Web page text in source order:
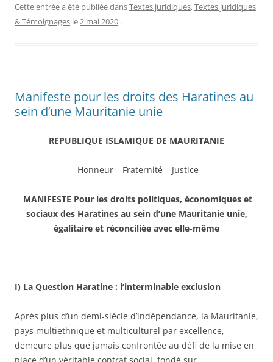
Cette entrée a été publiée dansTextes juridiques,Textes juridiques
& Témoignages le2 mai 2020 .
Manifeste pour les droits des Haratines au
sein d’une Mauritanie unie
REPUBLIQUE ISLAMIQUE DE MAURITANIE
Honneur – Fraternité – Justice
MANIFESTE Pour les droits politiques, économiques et
sociaux des Haratines au sein d’une Mauritanie unie,
égalitaire et réconciliée avec elle-même
I) La Question Haratine : l’interminable exclusion
Après plus d’un demi-siècle d’indépendance, la Mauritanie,
pays multiethnique et multiculturel par excellence,
demeure plus que jamais confrontée au défi de la mise en